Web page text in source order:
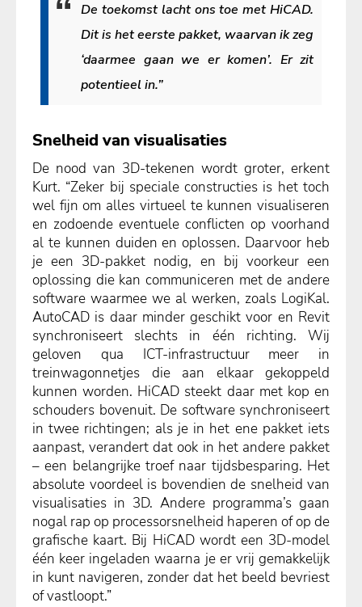
De toekomst lacht ons toe met HiCAD.
Dit is het eerste pakket, waarvan ik zeg
‘daarmee gaan we er komen’. Er zit
potentieel in.”
Snelheid van visualisaties
De nood van 3D-tekenen wordt groter, erkent
Kurt. “Zeker bij speciale constructies is het toch
wel fijn om alles virtueel te kunnen visualiseren
en zodoende eventuele conflicten op voorhand
al te kunnen duiden en oplossen. Daarvoor heb
je een 3D-pakket nodig, en bij voorkeur een
oplossing die kan communiceren met de andere
software waarmee we al werken, zoals LogiKal.
AutoCAD is daar minder geschikt voor en Revit
synchroniseert slechts in één richting. Wij
geloven qua ICT-infrastructuur meer in
treinwagonnetjes die aan elkaar gekoppeld
kunnen worden. HiCAD steekt daar met kop en
schouders bovenuit. De software synchroniseert
in twee richtingen; als je in het ene pakket iets
aanpast, verandert dat ook in het andere pakket
– een belangrijke troef naar tijdsbesparing. Het
absolute voordeel is bovendien de snelheid van
visualisaties in 3D. Andere programma’s gaan
nogal rap op processorsnelheid haperen of op de
grafische kaart. Bij HiCAD wordt een 3D-model
één keer ingeladen waarna je er vrij gemakkelijk
in kunt navigeren, zonder dat het beeld bevriest
of vastloopt.”